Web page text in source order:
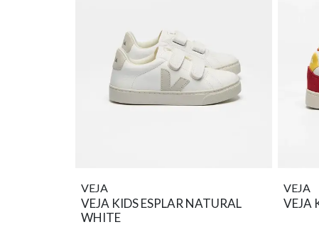
VEJA
VEJA KIDS ESPLAR NATURAL
WHITE
VEJA
VEJA